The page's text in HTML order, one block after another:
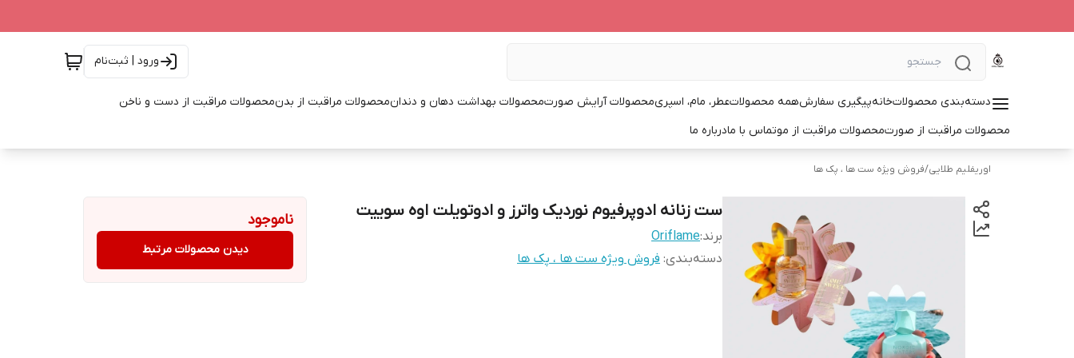
ورود | ثبت‌نام
دسته‌بندی محصولاتخانهپیگیری سفارشهمه محصولاتعطر، مام، اسپریمحصولات آرایش صورتمحصولات بهداشت دهان و دندانمحصولات مراقبت از بدنمحصولات مراقبت از دست و ناخن
محصولات مراقبت از صورتمحصولات مراقبت از موتماس با مادرباره ما
اوریفلیم طلایی/فروش ویژه ست ها ، پک ها
ست زنانه ادوپرفیوم نوردیک واترز و ادوتویلت اوه سوییت
برند:Oriflame
دسته‌بندی: فروش ویژه ست ها ، پک ها
ناموجود
دیدن محصولات مرتبط